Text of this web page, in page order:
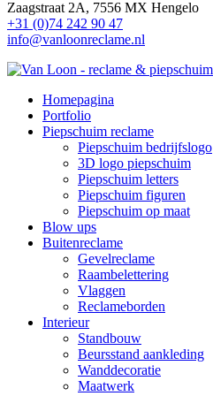
Zaagstraat 2A, 7556 MX Hengelo
+31 (0)74 242 90 47
info@vanloonreclame.nl
Homepagina
Portfolio
Piepschuim reclame
Piepschuim bedrijfslogo
3D logo piepschuim
Piepschuim letters
Piepschuim figuren
Piepschuim op maat
Blow ups
Buitenreclame
Gevelreclame
Raambelettering
Vlaggen
Reclameborden
Interieur
Standbouw
Beursstand aankleding
Wanddecoratie
Maatwerk